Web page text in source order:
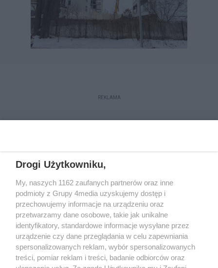
REKLAMA
Reklama Kontakt Regulamin
Dystrybucja
Regulamin prenumeraty
Polityka Prywatności
Zapisz się do newslettera
Drogi Użytkowniku,
My, naszych 1162 zaufanych partnerów oraz inne
podmioty z Grupy 4media uzyskujemy dostęp i
przechowujemy informacje na urządzeniu oraz
przetwarzamy dane osobowe, takie jak unikalne
identyfikatory, standardowe informacje wysyłane przez
urządzenie czy dane przeglądania w celu zapewniania
spersonalizowanych reklam, wybór spersonalizowanych
treści, pomiar reklam i treści, badanie odbiorców oraz